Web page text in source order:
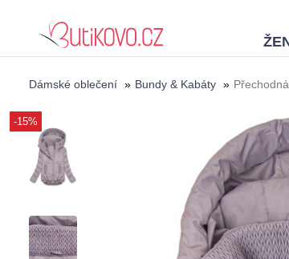
Dámské oblečení » Bundy & Kabáty »
-15%